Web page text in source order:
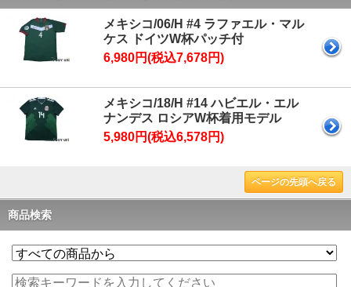
メキシコ/06/H #4 ラファエル・マル
ケス ドイツW杯パッチ付
6,980円(税込7,678円)
メキシコ/18/H #14 ハビエル・エル
ナンデス ロシアW杯着用モデル
5,980円(税込6,578円)
ページの先頭へ戻る
商品検索